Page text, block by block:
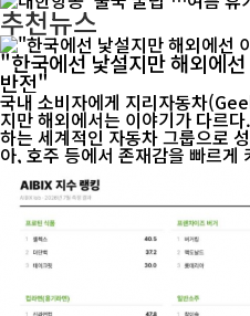
추천뉴스
"한국에선 낯설지만 해외에
반전"
국내 소비자에게 지리자동차
지만 해외에서는 이야기가 다르
하는 세계적인 자동차 그룹으로